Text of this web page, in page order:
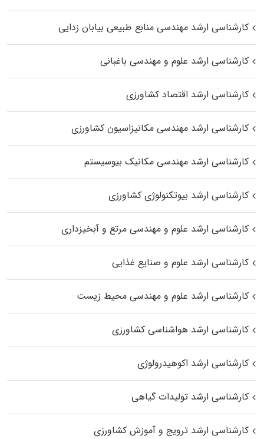
کارشناسی ارشد مهندسی منابع طبیعی بیابان زدایی
کارشناسی ارشد علوم و مهندسی باغبانی
کارشناسی ارشد اقتصاد کشاورزی
کارشناسی ارشد مهندسی مکانیزاسیون کشاورزی
کارشناسی ارشد مهندسی مکانیک بیوسیستم
کارشناسی ارشد بیوتکنولوژی کشاورزی
کارشناسی ارشد علوم و مهندسی مرتع و آبخیزداری
کارشناسی ارشد علوم و صنایع غذایی
کارشناسی ارشد علوم و مهندسی محیط زیست
کارشناسی ارشد هواشناسی کشاورزی
کارشناسی ارشد اکوهیدرولوژی
کارشناسی ارشد تولیدات گیاهی
کارشناسی ارشد ترویج و آموزش کشاورزی